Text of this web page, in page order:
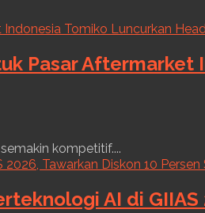
Pasar
kompetitif....
AI di